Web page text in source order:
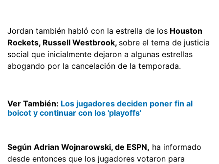
Jordan también habló con la estrella de los Houston
Rockets, Russell Westbrook, sobre el tema de justicia
social que inicialmente dejaron a algunas estrellas
abogando por la cancelación de la temporada.
Ver También: Los jugadores deciden poner fin al
boicot y continuar con los 'playoffs'
Según Adrian Wojnarowski, de ESPN, ha informado
desde entonces que los jugadores votaron para